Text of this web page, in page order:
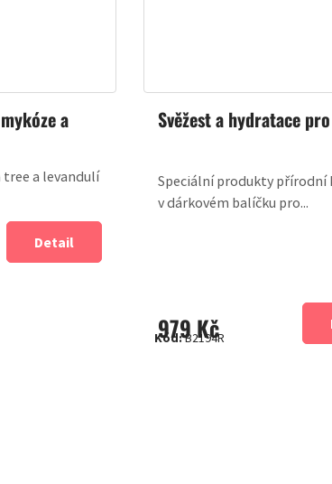
a
Detail
a levandulí
Svěžest a hydratace
979 Kč
Speciální produkty přírodní
v dárkovém balíčku pro...
Kód:B2194R